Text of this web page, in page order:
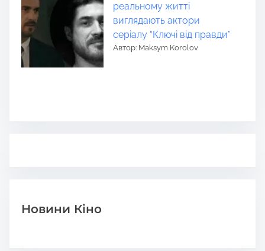
реальному житті
виглядають актори
серіалу “Ключі від правди”
Автор: Maksym Korolov
Новини Кіно